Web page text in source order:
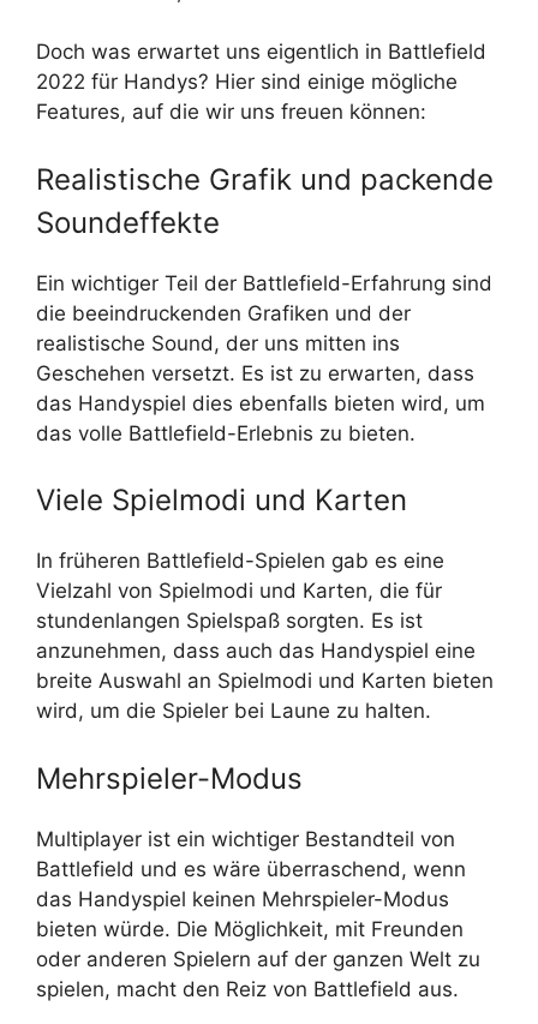
Doch was erwartet uns eigentlich in Battlefield
2022 für Handys? Hier sind einige mögliche
Features, auf die wir uns freuen können:
Realistische Grafik und packende
Soundeffekte
Ein wichtiger Teil der Battlefield-Erfahrung sind
die beeindruckenden Grafiken und der
realistische Sound, der uns mitten ins
Geschehen versetzt. Es ist zu erwarten, dass
das Handyspiel dies ebenfalls bieten wird, um
das volle Battlefield-Erlebnis zu bieten.
Viele Spielmodi und Karten
In früheren Battlefield-Spielen gab es eine
Vielzahl von Spielmodi und Karten, die für
stundenlangen Spielspaß sorgten. Es ist
anzunehmen, dass auch das Handyspiel eine
breite Auswahl an Spielmodi und Karten bieten
wird, um die Spieler bei Laune zu halten.
Mehrspieler-Modus
Multiplayer ist ein wichtiger Bestandteil von
Battlefield und es wäre überraschend, wenn
das Handyspiel keinen Mehrspieler-Modus
bieten würde. Die Möglichkeit, mit Freunden
oder anderen Spielern auf der ganzen Welt zu
spielen, macht den Reiz von Battlefield aus.